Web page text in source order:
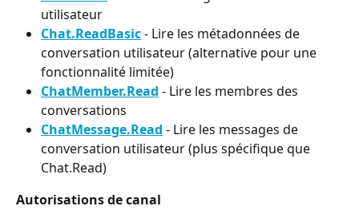
utilisateur
Chat.ReadBasic - Lire les métadonnées de
conversation utilisateur (alternative pour une
fonctionnalité limitée)
ChatMember.Read - Lire les membres des
conversations
ChatMessage.Read - Lire les messages de
conversation utilisateur (plus spécifique que
Chat.Read)
Autorisations de canal